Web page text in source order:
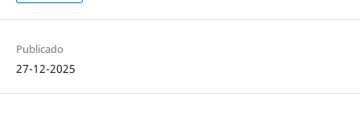
Publicado
27-12-2025